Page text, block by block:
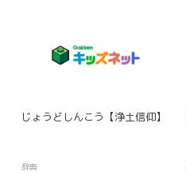
じょうどしんこう【浄土信仰】
辞典